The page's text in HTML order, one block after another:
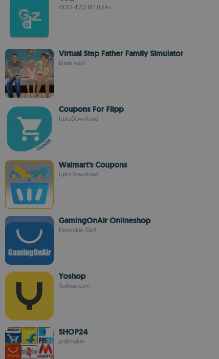
ООО «ГДЗ МЕДИА»
Virtual Step Father Family Simulator
blash wick
Coupons For Flipp
UptoDownload
Walmart's Coupons
UptoDownload
GamingOnAir Onlineshop
Hornickel-GbR
Yoshop
Yoshop.com
SHOP24
prabhakar